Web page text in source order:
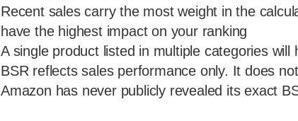
Recent sales carry the most weight in the
have the highest impact on your ranking
A single product listed in multiple categories
BSR reflects sales performance only. It does
Amazon has never publicly revealed its exact